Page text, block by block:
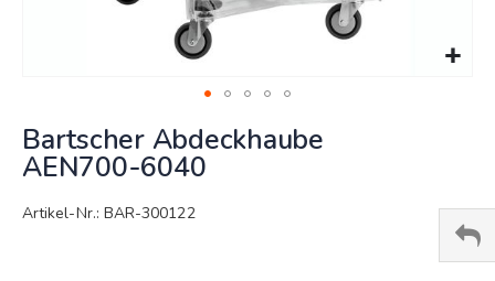
zum
Anfang
der
Bildergalerie
Bartscher Abdeckhaube
AEN700-6040
Artikel-Nr.: BAR-300122